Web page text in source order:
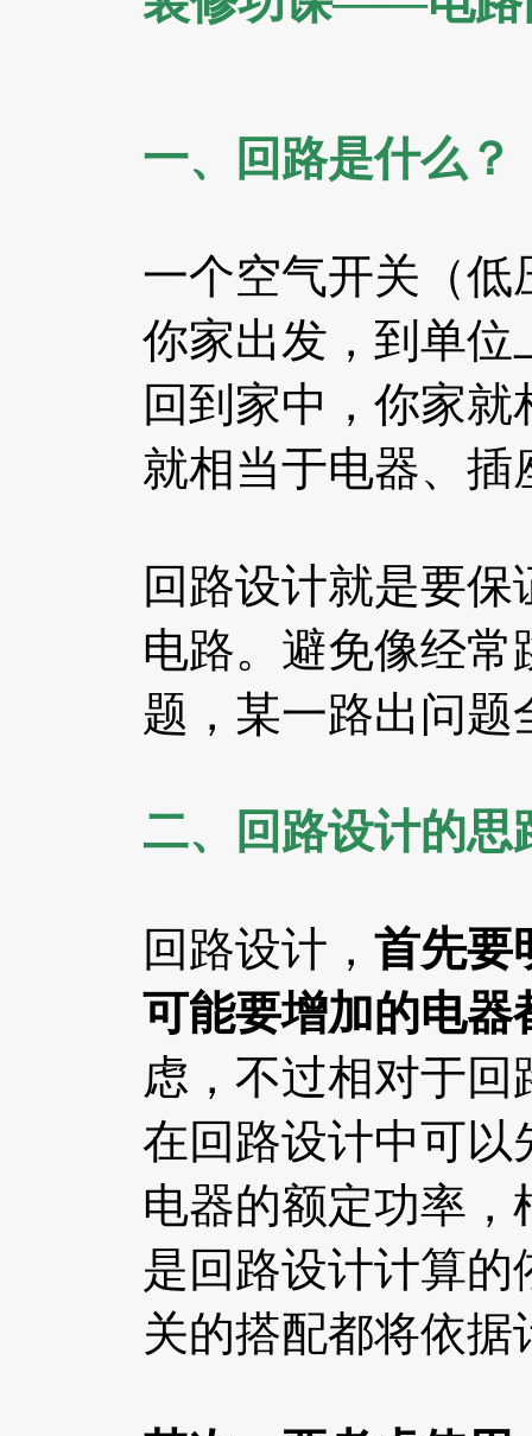
一、回路是什么？
一个空气开关（
你家出发，到单位
回到家中，你家
就相当于电器、
回路设计就是要
电路。避免像经
题，某一路出问
二、回路设计的思
回路设计， 首先要
可能要增加的电器
虑，不过相对于
在回路设计中可以
电器的额定功率
是回路设计计算
关的搭配都将依